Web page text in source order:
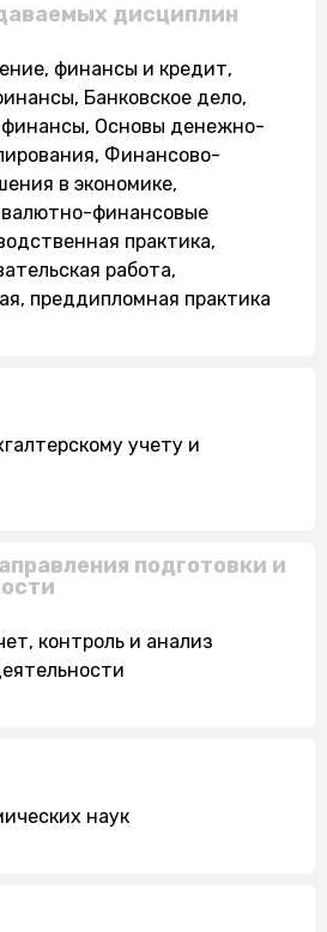
дисциплин
финансы и кредит,
Банковское дело,
Основы денежно-
Финансово-
в экономике,
финансовые
практика,
работа,
преддипломная практика
учету и
подготовки и
контроль и анализ
наук